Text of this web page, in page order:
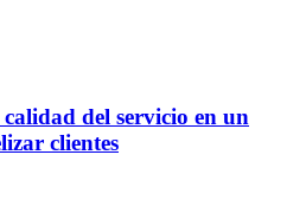
del servicio en un
clientes